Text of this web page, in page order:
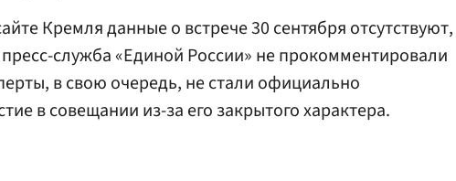
Кремля данные о встрече 30 сентября отсутствуют,
служба «Единой России» не прокомментировали
в свою очередь, не стали официально
в совещании из-за его закрытого характера.